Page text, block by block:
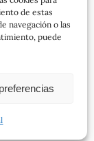
de estas
navegación o las
puede